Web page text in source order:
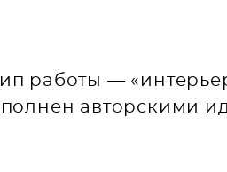
работы —
авторскими